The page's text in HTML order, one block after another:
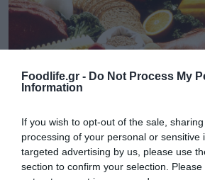
Foodlife.gr - Do Not Process My
Information
If you wish to opt-out of the sale,
processing of your personal or sensitive
targeted advertising by us, please use
section to confirm your selection.
08.08.2026
Νέο άλμα στις διεθνείς
– Σε υψηλό τριετίας